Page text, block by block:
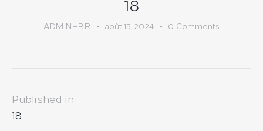
18
ADMINHBR août 15, 2024 0 Comments
Navigation
de
Published in
Previous
18